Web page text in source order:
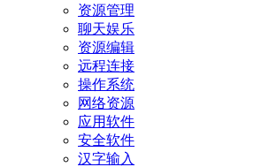
资源管理
聊天娱乐
资源编辑
远程连接
操作系统
网络资源
应用软件
安全软件
汉字输入